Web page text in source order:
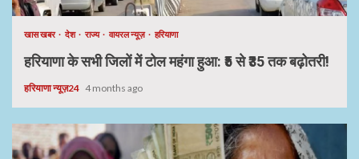
खास खबर देश राज्य वायरल न्यूज़ हरियाणा
हरियाणा के सभी जिलों में टोल महंगा हुआ: ₹5 से ₹35 तक बढ़ोतरी!
हरियाणा न्यूज़24 4 months ago